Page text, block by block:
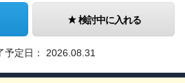
検討中に入れる
予定日： 2026.08.31